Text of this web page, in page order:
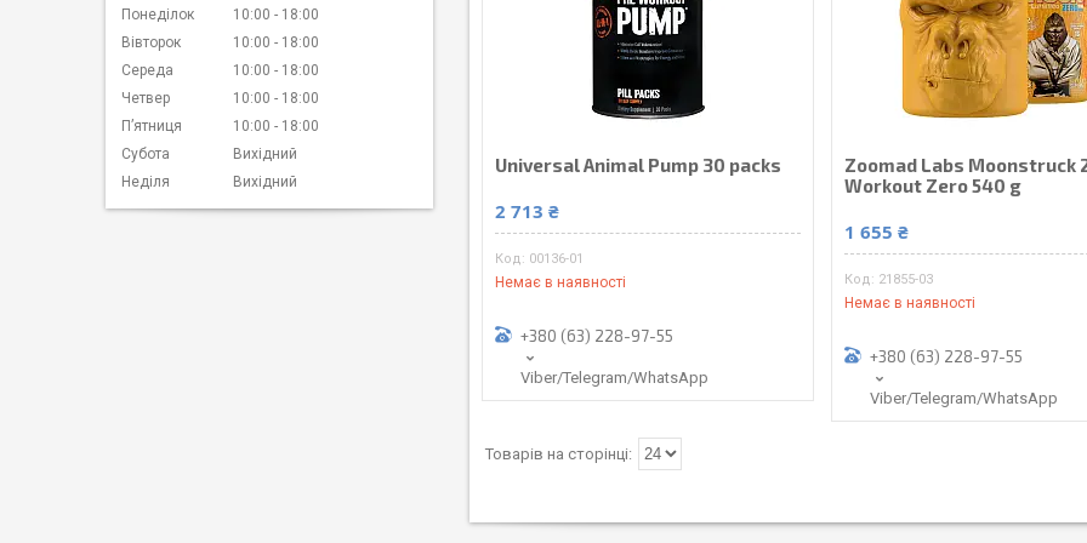
Universal Animal Pump 30 packs
2 713 ₴
00136-01
Немає в наявності
+380 (63) 228-97-55
Viber/Telegram/WhatsApp
Zoomad Labs Moonstruck
Workout Zero 540 g
1 655 ₴
21855-03
Немає в наявності
+380 (63) 228-97-55
Viber/Telegram/WhatsApp
Понеділок 10:00
18:00
Вівторок
10:00
18:00
Середа
10:00
18:00
Четвер
10:00
18:00
Пʼятниця
10:00
18:00
Субота
Вихідний
Неділя
Вихідний